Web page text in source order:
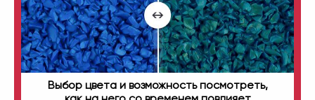
Выбор цвета и возможность посмотреть,